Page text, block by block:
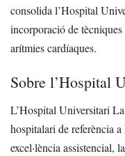
consolida l’Hospital
incorporació de
arítmies cardíaques.
Sobre l’Hospital
L’Hospital Universitari
hospitalari de referència
excel·lència assistencial,